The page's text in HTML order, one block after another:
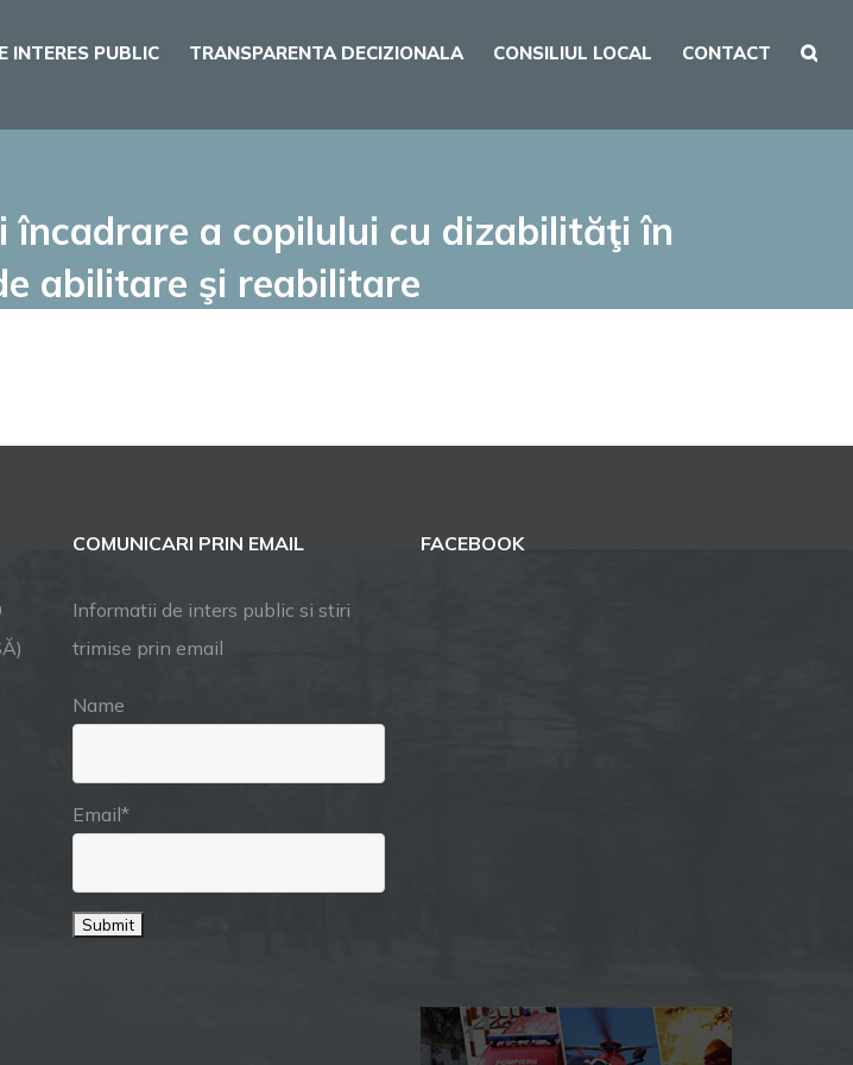
INTERES PUBLIC TRANSPARENTA DECIZIONALA CONSILIUL LOCAL CONTACT
încadrare a copilului cu dizabilităţi în
abilitare şi reabilitare
COMUNICARI PRIN EMAIL
Informatii de inters public si stiri
trimise prin email
Name
Email*
FACEBOOK